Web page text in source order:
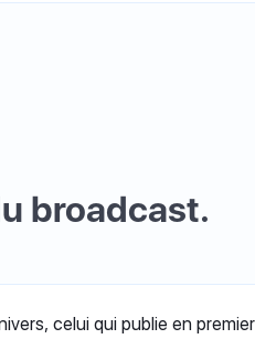
broadcast.
celui qui publie en